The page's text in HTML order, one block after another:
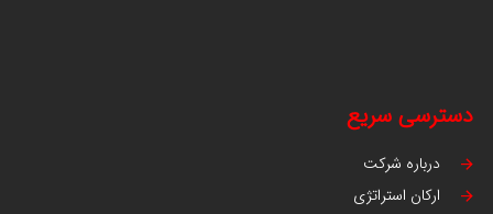
دسترسی سریع
درباره شرکت
ارکان استراتژی